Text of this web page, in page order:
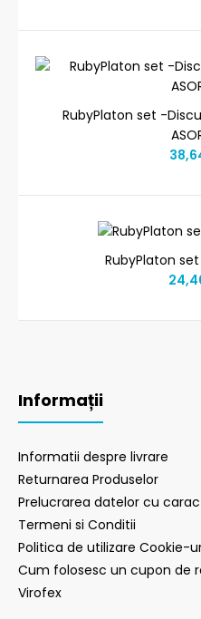
RubyPlaton set -
RubyPlaton
Informații
Informatii despre livrare
Returnarea Produselor
Prelucrarea datelor cu
Termeni si Conditii
Politica de utilizare Cookie-
Cum folosesc un cupon de
Virofex